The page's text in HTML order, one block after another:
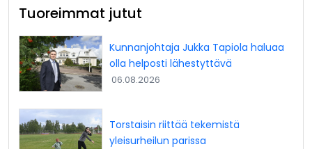
Tuoreimmat jutut
Kunnanjohtaja Jukka Tapiola haluaa
olla helposti lähestyttävä
06.08.2026
Torstaisin riittää tekemistä
yleisurheilun parissa